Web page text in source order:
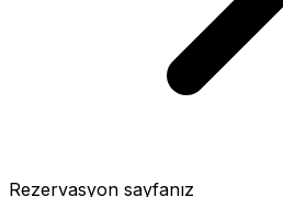
Rezervasyon sayfanız